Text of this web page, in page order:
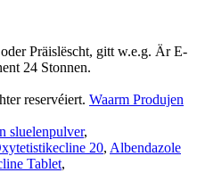
Präislëscht, gitt w.e.g. Är E-
24 Stonnen.
reservéiert. Waarm Produjen
sluelenpulver,
20, Albendazole
Tablet,